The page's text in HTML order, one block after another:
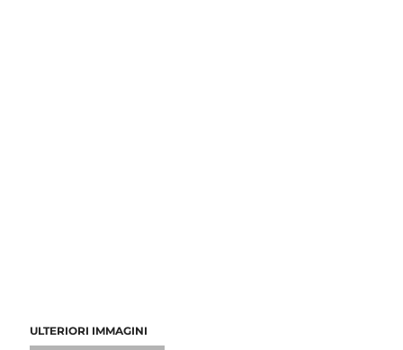
ULTERIORI IMMAGINI